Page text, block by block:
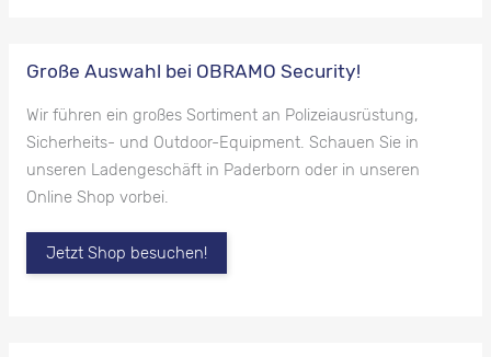
Große Auswahl bei OBRAMO Security!
Wir führen ein großes Sortiment an Polizeiausrüstung,
Sicherheits- und Outdoor-Equipment. Schauen Sie in
unseren Ladengeschäft in Paderborn oder in unseren
Online Shop vorbei.
Jetzt Shop besuchen!